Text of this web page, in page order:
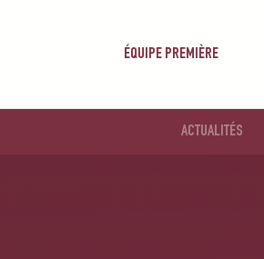
ÉQUIPE PREMIÈRE
ACTUALITÉS